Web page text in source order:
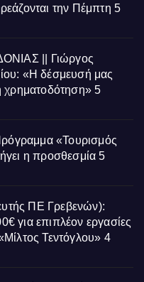
την Πέμπτη 5
|| Γιώργος
«Η δέσμευσή μας
χρηματοδότηση» 5
«Τουρισμός
η προσθεσμία 5
ΠΕ Γρεβενών):
για επιπλέον εργασίες
Τεντόγλου» 4